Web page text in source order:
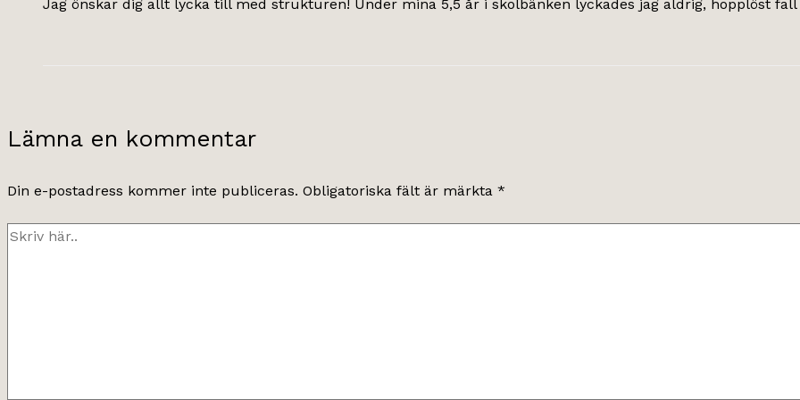
Jag önskar dig allt lycka till med strukturen! Under mina 5,5 år i skolbänken lyckades jag aldrig, hopplöst fall
Lämna en kommentar
Din e-postadress kommer inte publiceras. Obligatoriska fält är märkta *
Skriv